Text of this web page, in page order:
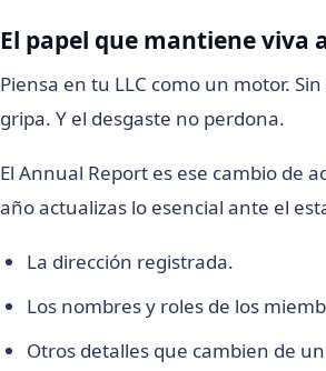
El papel que mantiene viva
Piensa en tu LLC como un motor.
gripa. Y el desgaste no perdona.
El Annual Report es ese cambio de
año actualizas lo esencial ante el
La dirección registrada.
Los nombres y roles de los
Otros detalles que cambien de